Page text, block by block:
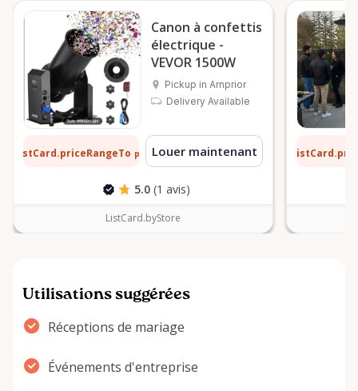
Canon à confettis
électrique -
VEVOR 1500W
Pickup in Arnprior
Delivery Available
ListCard.priceRangeTo par jourLouer maintenant
5.0 (1 avis)
ListCard.byStore
Utilisations suggérées
Réceptions de mariage
Événements d'entreprise